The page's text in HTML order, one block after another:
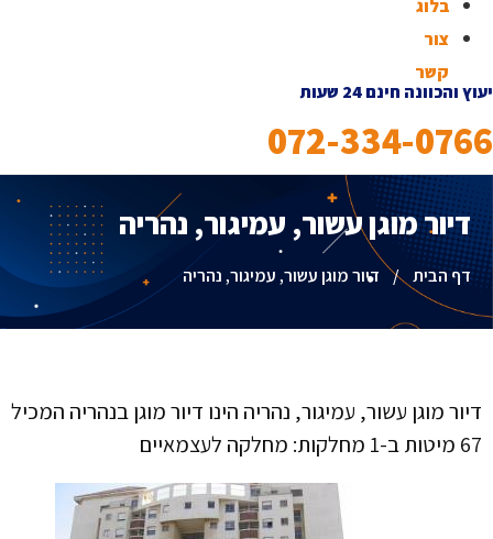
בלוג
צור
קשר
יעוץ והכוונה חינם 24 שעות
072-334-0766
דיור מוגן עשור, עמיגור, נהריה
דף הבית / דיור מוגן עשור, עמיגור, נהריה
דיור מוגן עשור, עמיגור, נהריה הינו דיור מוגן בנהריה המכיל
67 מיטות ב-1 מחלקות: מחלקה לעצמאיים